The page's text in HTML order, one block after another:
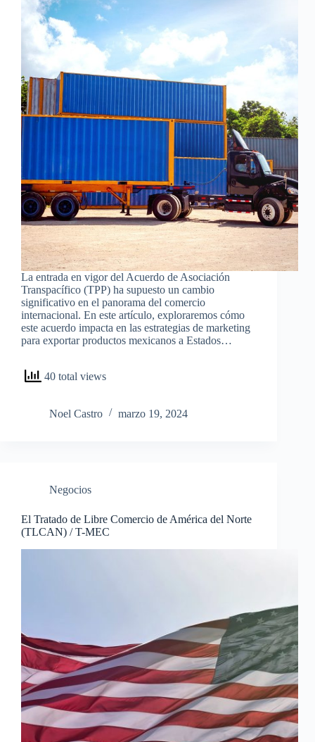
La entrada en vigor del Acuerdo de Asociación
Transpacífico (TPP) ha supuesto un cambio
significativo en el panorama del comercio
internacional. En este artículo, exploraremos cómo
este acuerdo impacta en las estrategias de marketing
para exportar productos mexicanos a Estados…
40 total views
Noel Castro marzo 19, 2024
Negocios
El Tratado de Libre Comercio de América del Norte
(TLCAN) / T-MEC